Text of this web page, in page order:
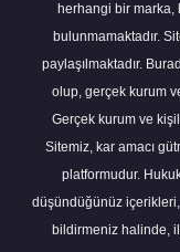
herhangi bir marka,
bulunmamaktadır.
paylaşılmaktadır.
olup, gerçek kurum
Gerçek kurum ve
Sitemiz, kar amacı
platformudur.
düşündüğünüz içerikleri,
bildirmeniz halinde,